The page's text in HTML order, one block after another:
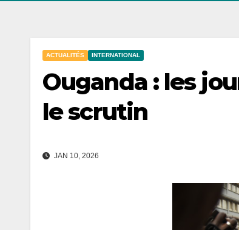
ACTUALITÉS INTERNATIONAL
Ouganda : les
le scrutin
JAN 10, 2026